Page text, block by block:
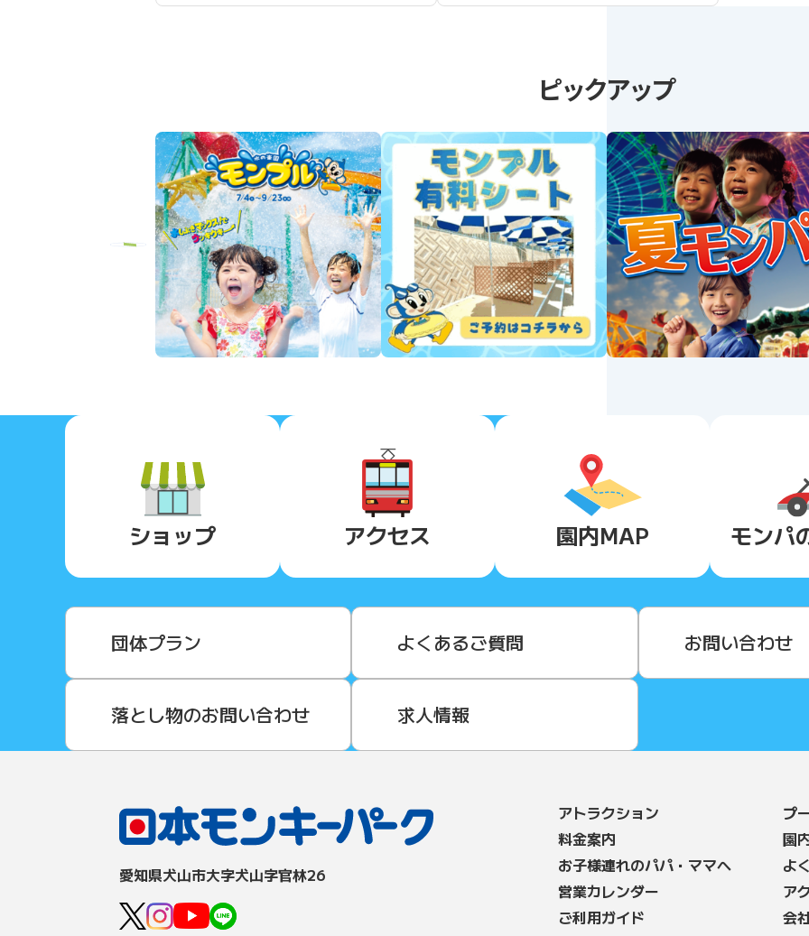
ピックアップ
Previous
ショップ アクセス 園内MAP モンパ
団体プラン よくあるご質問 お問い合わせ
落とし物のお問い合わせ 求人情報
愛知県⽝⼭市⼤字⽝⼭字官林26
アトラクション
料⾦案内
お子様連れのパパ・ママへ
営業カレンダー
ご利用ガイド
プ
園
よ
ア
会